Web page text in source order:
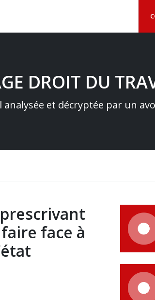
DROIT DU
et décryptée par un
face à